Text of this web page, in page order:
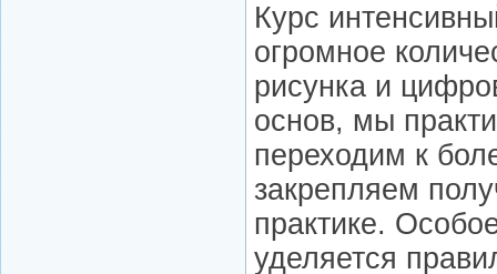
Курс
огромное
рисунка и
основ, мы
переходим к
закрепляем
практике.
уделяется